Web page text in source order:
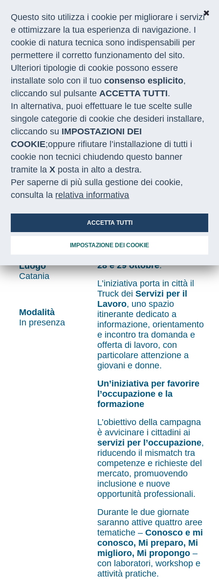
Home / Appuntamenti / truck tour catania
“C’è Posto per Te”:
appuntamento a Catania il 28 e
29 ottobre con la campagna
itinerante sui Servizi per il
Lavoro
Data
28 ottobre 2025
09:00
Luogo
Catania
Modalità
In presenza
Il tour nazionale
Posto per Te” - promosso
da Sviluppo Lavoro Italia in
Regione Siciliana, i Centri
per l’Impiego, il Comune di
Catania e l’Università degli
Studi di Catania, farà tappa
28 e 29 ottobre.
L’iniziativa porta in città il
Truck dei Servizi per il
Lavoro, uno spazio
itinerante dedicato a
informazione, orientamento
e incontro tra domanda e
offerta di lavoro, con
particolare attenzione a
giovani e donne.
Un’iniziativa per favorire
l’occupazione e la
formazione
L’obiettivo della campagna
è avvicinare i cittadini ai
servizi per l’occupazione,
riducendo il mismatch tra
competenze e richieste del
mercato, promuovendo
inclusione e nuove
opportunità professionali.
Durante le due giornate
saranno attive quattro aree
tematiche – Conosco e mi
conosco, Mi preparo, Mi
miglioro, Mi propongo –
con laboratori, workshop e
attività pratiche.
Questo sito utilizza i cookie per migliorare i servizi
e ottimizzare la tua esperienza di navigazione. I
cookie di natura tecnica sono indispensabili per
permettere il corretto funzionamento del sito.
Ulteriori tipologie di cookie possono essere
installate solo con il tuoconsenso esplicito,
cliccando sul pulsanteACCETTA TUTTI.
In alternativa, puoi effettuare le tue scelte sulle
singole categorie di cookie che desideri installare,
cliccando su IMPOSTAZIONI DEI
COOKIE;oppure rifiutare l’installazione di tutti i
cookie non tecnici chiudendo questo banner
tramite laX posta in alto a destra.
Per saperne di più sulla gestione dei cookie,
consulta la relativa informativa
ACCETTA TUTTI
IMPOSTAZIONE DEI COOKIE